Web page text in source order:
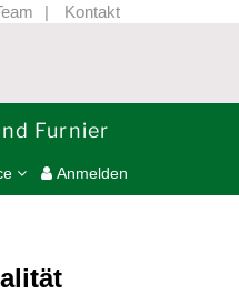
Kontakt
Furnier
Anmelden